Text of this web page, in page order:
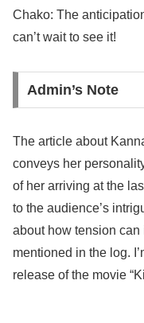
Chako: The
can’t wait to see it!
Admin’s Note
The article about
conveys her
of her arriving at the
to the audience’s
about how tension
mentioned in the log.
release of the movie